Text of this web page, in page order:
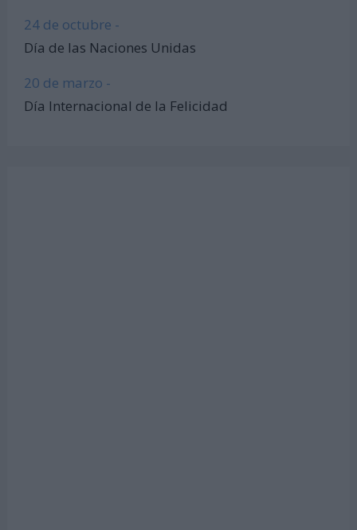
24 de octubre -
Día de las Naciones Unidas
20 de marzo -
Día Internacional de la Felicidad